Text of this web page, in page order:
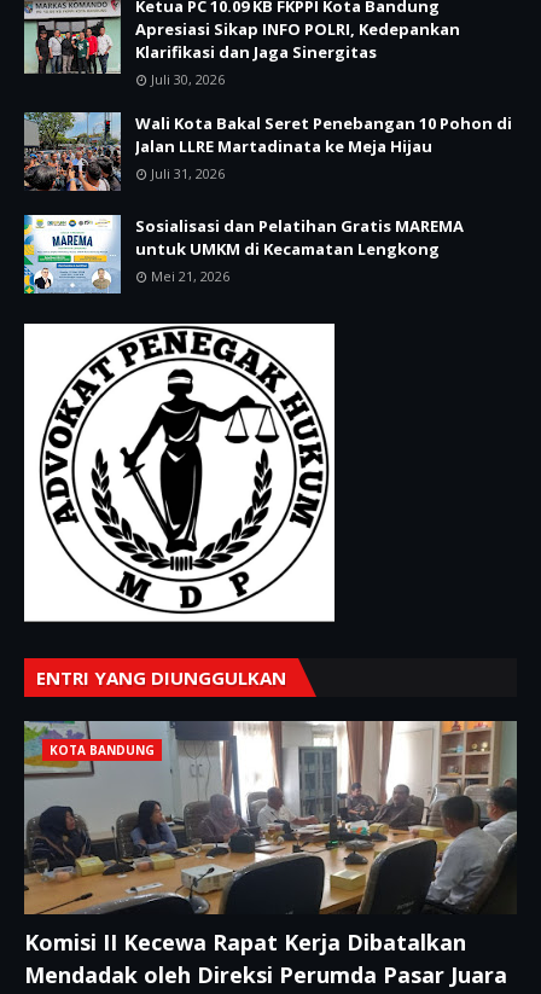
Ketua PC 10.09 KB FKPPI Kota Bandung
Apresiasi Sikap INFO POLRI, Kedepankan
Klarifikasi dan Jaga Sinergitas
Juli 30, 2026
Wali Kota Bakal Seret Penebangan 10 Pohon di
Jalan LLRE Martadinata ke Meja Hijau
Juli 31, 2026
Sosialisasi dan Pelatihan Gratis MAREMA
untuk UMKM di Kecamatan Lengkong
Mei 21, 2026
ENTRI YANG DIUNGGULKAN
KOTA BANDUNG
Komisi II Kecewa Rapat Kerja Dibatalkan
Mendadak oleh Direksi Perumda Pasar Juara